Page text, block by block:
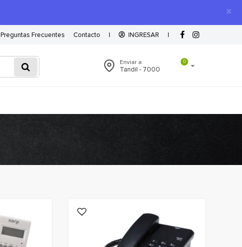
×
Preguntas Frecuentes Contacto | INGRESAR |
0
Enviar a
Tandil - 7000